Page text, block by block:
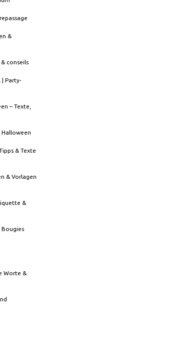
&
conseils
| Party-
– Texte,
Halloween
& Texte
& Vorlagen
&
Bougies
Worte &